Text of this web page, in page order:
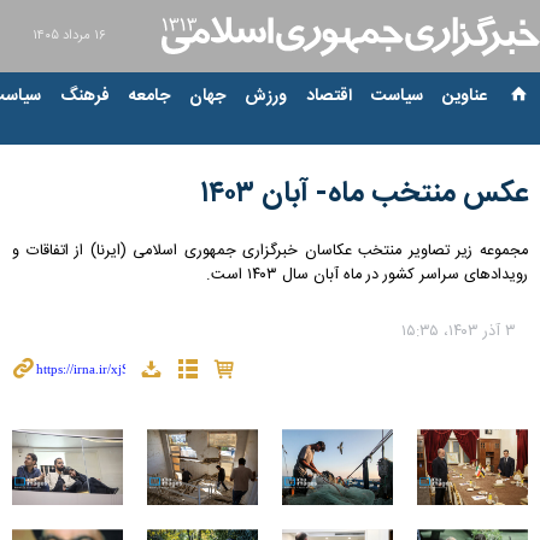
۱۶ مرداد ۱۴۰۵
عناوین‌ سیاست اقتصاد ورزش جهان جامعه فرهنگ
عکس منتخب ماه- آبان ۱۴۰۳
مجموعه زیر تصاویر منتخب عکاسان خبرگزاری جمهوری اسلامی (ایرنا) از اتفاقات و
رویدادهای سراسر کشور در ماه آبان سال ۱۴۰۳ است.
۳ آذر ۱۴۰۳، ۱۵:۳۵